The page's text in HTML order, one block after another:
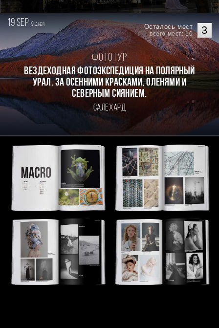
19 sep. 9дней 3
Осталось мест
всего мест: 10
Фототур
Вездеходная фотоэкспедиция на Полярный
Урал. За осенними красками, оленями и
северным сиянием.
Салехард